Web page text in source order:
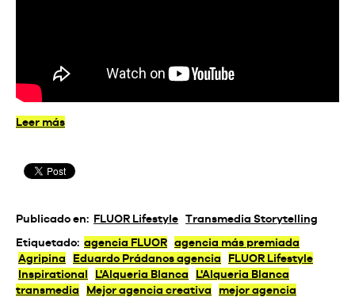
Leer más
Publicado en: FLUOR Lifestyle Transmedia Storytelling
Etiquetado: agencia FLUOR agencia más premiada
Agripina
Eduardo Prádanos agencia
FLUOR Lifestyle
Inspirational
L'Alqueria Blanca
L'Alqueria Blanca
transmedia
Mejor agencia creativa
mejor agencia